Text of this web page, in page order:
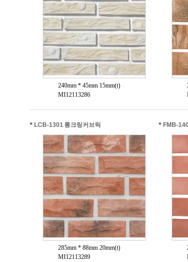
240mm * 45mm 15mm(t)
MI12113286
* LCB-1301 롱크링커브릭
285mm * 88mm 20mm(t)
MI12113289
* FMB-